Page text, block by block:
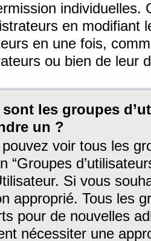
individuelles.
en modifiant
en une fois,
ou bien de leur
sont les groupes
un ?
voir tous les
“Groupes
Si vous
approprié. Tous les
pour de nouvelles
nécessiter une